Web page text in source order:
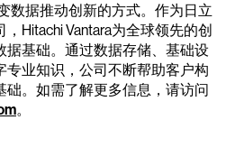
数据推动创新的方式。作为日立
Hitachi Vantara为全球领先的创
据基础。通过数据存储、基础设
专业知识，公司不断帮助客户构
础。如需了解更多信息，请访问
。